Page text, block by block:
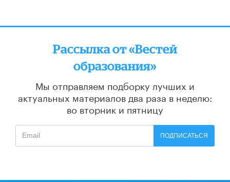
Рассылка от «Вестей
образования»
Мы отправляем подборку лучших и
актуальных материалов два раза в неделю:
во вторник и пятницу
ПОДПИСАТЬСЯ